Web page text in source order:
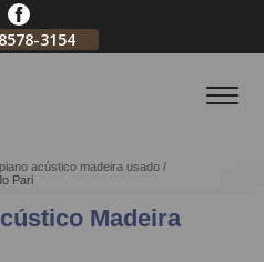
3154
piano acústico madeira usado
Pari
Madeira